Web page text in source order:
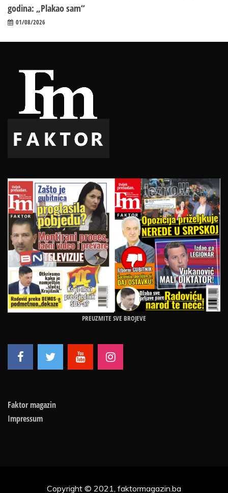
godina: „Plakao sam“
01/08/2026
PREUZMITE SVE BROJEVE
Faktor magazin
Impressum
Copyright © 2021, faktormagazin.ba